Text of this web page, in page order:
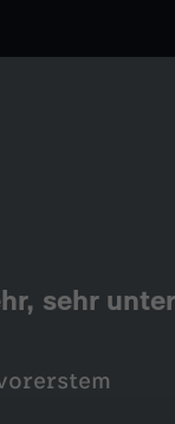
sehr